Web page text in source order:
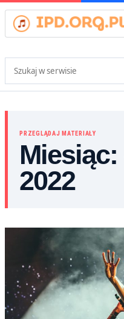
PRZEGLĄDAJ MATERIAŁY
Miesiąc:
2022